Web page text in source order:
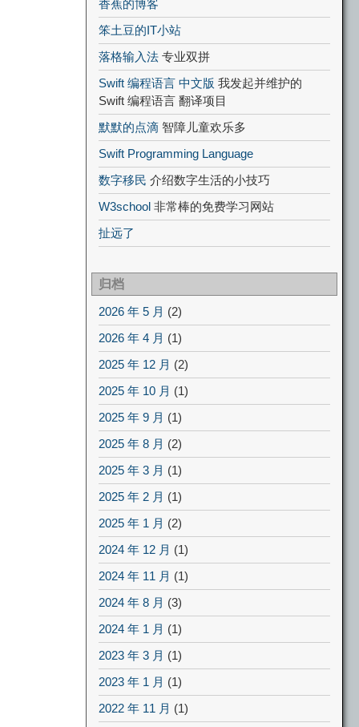
香蕉的博客
笨土豆的IT小站
落格输入法 专业双拼
Swift 编程语言 中文版 我发起并维护的
Swift 编程语言 翻译项目
默默的点滴 智障儿童欢乐多
Swift Programming Language
数字移民 介绍数字生活的小技巧
W3school 非常棒的免费学习网站
扯远了
归档
2026 年 5 月 (2)
2026 年 4 月 (1)
2025 年 12 月 (2)
2025 年 10 月 (1)
2025 年 9 月 (1)
2025 年 8 月 (2)
2025 年 3 月 (1)
2025 年 2 月 (1)
2025 年 1 月 (2)
2024 年 12 月 (1)
2024 年 11 月 (1)
2024 年 8 月 (3)
2024 年 1 月 (1)
2023 年 3 月 (1)
2023 年 1 月 (1)
2022 年 11 月 (1)